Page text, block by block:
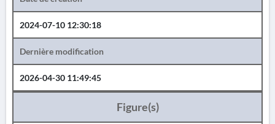
2024-07-10 12:30:18
Dernière modification
2026-04-30 11:49:45
Figure(s)